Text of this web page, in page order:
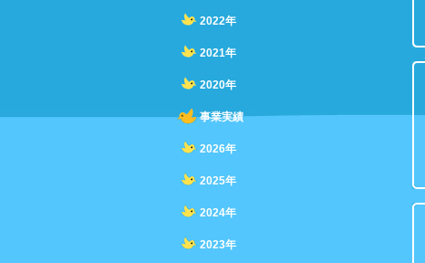
2022年
2021年
2020年
事業実績
2026年
2025年
2024年
2023年